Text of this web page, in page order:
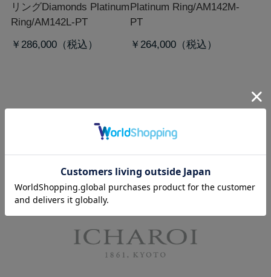
リングDiamonds Platinum
Ring/AM142L-PT
￥286,000
Platinum Ring/AM142M-
PT
￥264,000
マリッジリング / 結婚指輪 コレクション
マリッジリング/結婚指輪 八重梅B